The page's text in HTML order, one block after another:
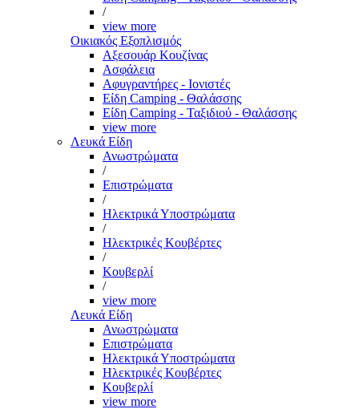
/
view more
Οικιακός Εξοπλισμός
Αξεσουάρ Κουζίνας
Ασφάλεια
Αφυγραντήρες - Ιονιστές
Είδη Camping - Θαλάσσης
Είδη Camping - Ταξιδιού - Θαλάσσης
view more
Λευκά Είδη
Ανωστρώματα
/
Επιστρώματα
/
Ηλεκτρικά Υποστρώματα
/
Ηλεκτρικές Κουβέρτες
/
Κουβερλί
/
view more
Λευκά Είδη
Ανωστρώματα
Επιστρώματα
Ηλεκτρικά Υποστρώματα
Ηλεκτρικές Κουβέρτες
Κουβερλί
view more